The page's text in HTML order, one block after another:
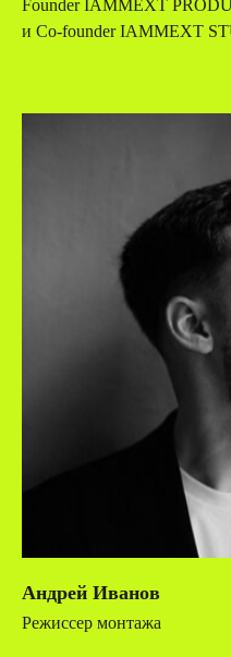
Founder IAMMEXT
и Co-founder IAMMEXT
Андрей Иванов
Режиссер монтажа